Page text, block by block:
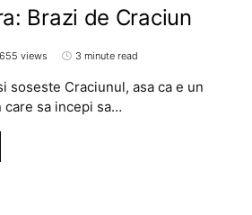
Brazi de Craciun
655 views 3 minute read
soseste Craciunul, asa ca e un
sa incepi sa…